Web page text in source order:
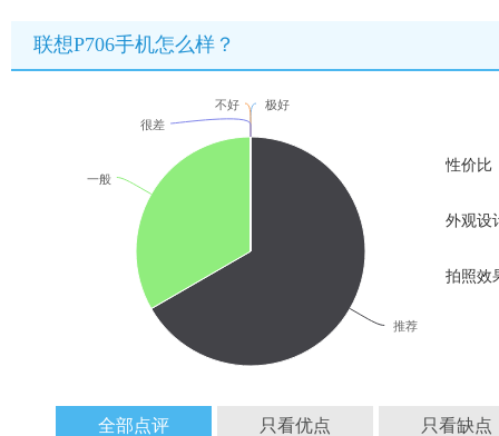
联想P706手机怎么样？
极好
推荐
一般
不好
很差
性价比
外观设
拍照效
全部点评 只看优点 只看缺点